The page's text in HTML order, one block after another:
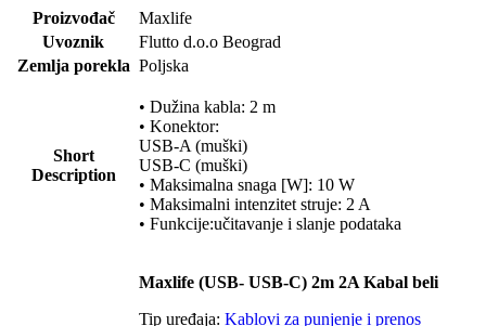
Proizvođač
Maxlife
Uvoznik
Flutto d.o.o Beograd
Zemlja porekla Poljska
Short
Description
• Dužina kabla: 2 m
• Konektor:
USB-A (muški)
USB-C (muški)
• Maksimalna snaga [W]: 10 W
• Maksimalni intenzitet struje: 2 A
• Funkcije:učitavanje i slanje podataka
Maxlife (USB- USB-C) 2m 2A Kabal beli
Tip uređaja: Kablovi za punjenje i prenos